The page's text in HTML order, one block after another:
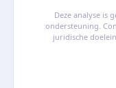
Deze analyse is
ondersteuning.
juridische